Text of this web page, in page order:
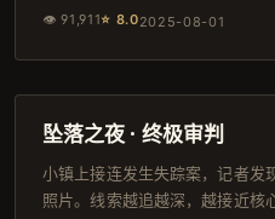
👁91,911⭐ 8.02025-08-01
杜比
坠落之夜 · 终极审判
小镇上接连发生失踪案，记者发
照片。线索越追越深，越接近核